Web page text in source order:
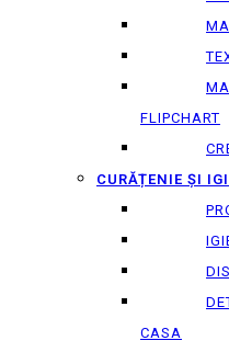
FLIPCHART
CURĂȚENIE ȘI
CASA